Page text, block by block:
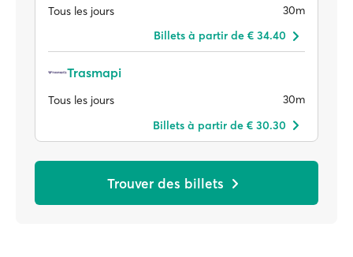
Tous les jours
30m
Billets à partir de € 34.40
Trasmapi
Tous les jours
30m
Billets à partir de € 30.30
Trouver des billets